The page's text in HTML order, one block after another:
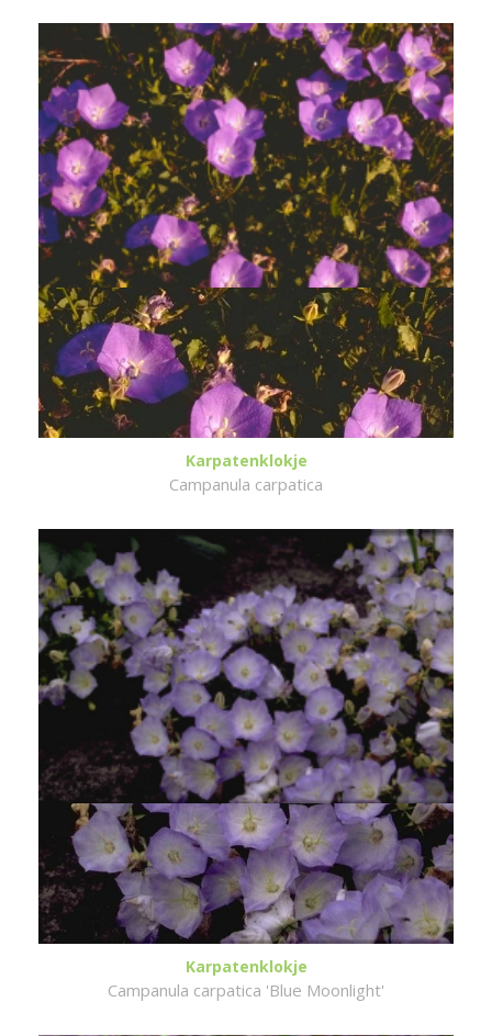
Karpatenklokje
Campanula carpatica
Karpatenklokje
Campanula carpatica 'Blue Moonlight'